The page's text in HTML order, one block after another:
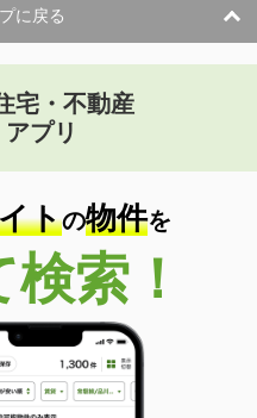
に戻る
宅・不動産
アプリ
トの物件を
索！